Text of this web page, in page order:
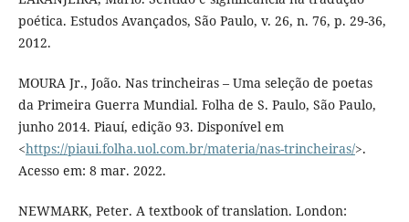
poética. Estudos Avançados, São Paulo, v. 26, n. 76, p. 29-36,
2012.
MOURA Jr., João. Nas trincheiras – Uma seleção de poetas
da Primeira Guerra Mundial. Folha de S. Paulo, São Paulo,
junho 2014. Piauí, edição 93. Disponível em
<https://piaui.folha.uol.com.br/materia/nas-trincheiras/>.
Acesso em: 8 mar. 2022.
NEWMARK, Peter. A textbook of translation. London: